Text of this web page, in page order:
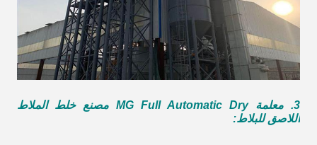
3. معلمة MG Full Automatic Dry
مصنع خلط الملاط
اللاصق للبلاط: